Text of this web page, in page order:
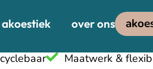
akoestiek over ons
Maatwerk &